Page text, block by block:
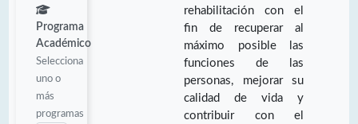
Programa
Académico
Selecciona
uno o
más
programas
rehabilitación con el
fin de recuperar al
máximo posible las
funciones de las
personas, mejorar su
calidad de vida y
contribuir con el